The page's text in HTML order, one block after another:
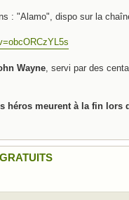
: "Alamo", dispo sur la
Wayne , servi par des
héros meurent à la fin lors